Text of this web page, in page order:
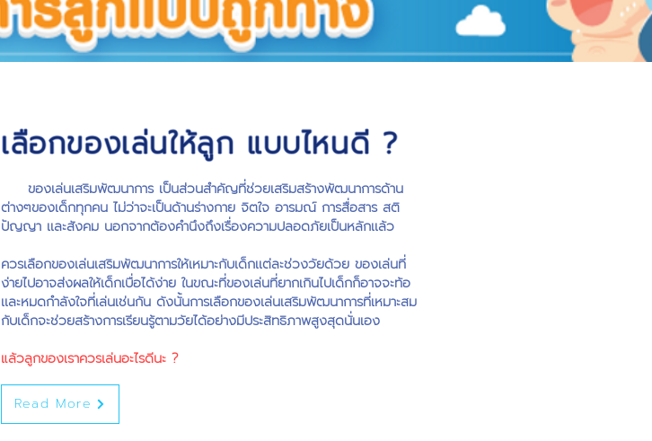
เลือกของเล่นให้ลูก แบบไหนดี ?
ของเล่นเสริมพัฒนาการ เป็นส่วนสำคัญที่ช่วยเสริมสร้างพัฒนาการด้าน
ต่างๆของเด็กทุกคน ไม่ว่าจะเป็นด้านร่างกาย จิตใจ อารมณ์ การสื่อสาร สติ
ปัญญา เเละสังคม นอกจากต้องคำนึงถึงเรื่องความปลอดภัยเป็นหลักเเล้ว
ควรเลือกของเล่นเสริมพัฒนาการให้เหมาะกับเด็กเเต่ละช่วงวัยด้วย ของเล่นที่
ง่ายไปอาจส่งผลให้เด็กเบื่อได้ง่าย ในขณะที่ของเล่นที่ยากเกินไปเด็กก็อาจจะท้อ
เเละหมดกำลังใจที่เล่นเช่นกัน ดังนั้นการเลือกของเล่นเสริมพัฒนาการที่เหมาะสม
กับเด็กจะช่วยสร้างการเรียนรู้ตามวัยได้อย่างมีประสิทธิภาพสูงสุดนั่นเอง
แล้วลูกของเราควรเล่นอะไรดีนะ ?
Read More